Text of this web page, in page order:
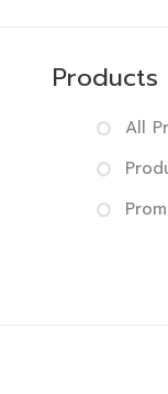
Products
All